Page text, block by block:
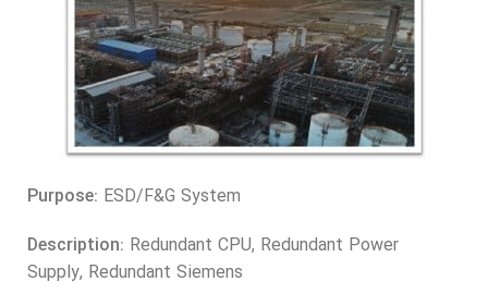
Purpose: ESD/F&G System
Redundant CPU, Redundant Power
Supply, Redundant Siemens